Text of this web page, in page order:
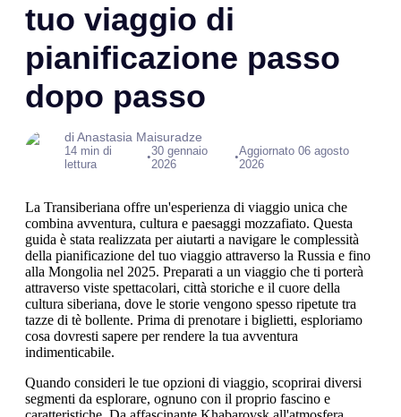
tuo viaggio di
pianificazione passo
dopo passo
di Anastasia Maisuradze
14 min di
lettura
•30 gennaio
2026
•Aggiornato 06 agosto
2026
La Transiberiana offre un'esperienza di viaggio unica che
combina avventura, cultura e paesaggi mozzafiato. Questa
guida è stata realizzata per aiutarti a navigare le complessità
della pianificazione del tuo viaggio attraverso la Russia e fino
alla Mongolia nel 2025. Preparati a un viaggio che ti porterà
attraverso viste spettacolari, città storiche e il cuore della
cultura siberiana, dove le storie vengono spesso ripetute tra
tazze di tè bollente. Prima di prenotare i biglietti, esploriamo
cosa dovresti sapere per rendere la tua avventura
indimenticabile.
Quando consideri le tue opzioni di viaggio, scoprirai diversi
segmenti da esplorare, ognuno con il proprio fascino e